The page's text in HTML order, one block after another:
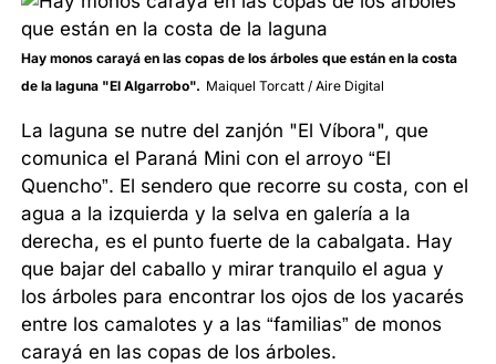
Hay monos carayá en las copas de los árboles que están en la costa
de la laguna "El Algarrobo". Maiquel Torcatt / Aire Digital
La laguna se nutre del zanjón "El Víbora", que
comunica el Paraná Mini con el arroyo “El
Quencho”. El sendero que recorre su costa, con el
agua a la izquierda y la selva en galería a la
derecha, es el punto fuerte de la cabalgata. Hay
que bajar del caballo y mirar tranquilo el agua y
los árboles para encontrar los ojos de los yacarés
entre los camalotes y a las “familias” de monos
carayá en las copas de los árboles.